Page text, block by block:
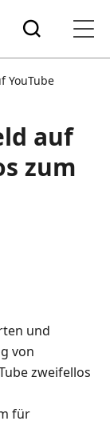
YouTube
auf
zum
und
von
zweifellos
für